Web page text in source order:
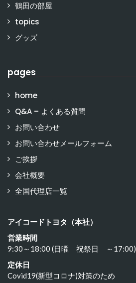
鶴田の部屋
topics
グッズ
pages
home
Q&A – よくある質問
お問い合わせ
お問い合わせメールフォーム
ご挨拶
会社概要
全国代理店一覧
アイコードトヨタ（本社）
営業時間
9:30～18:00 (日曜 祝祭日 ～17:00)
定休日
Covid19(新型コロナ)対策のため